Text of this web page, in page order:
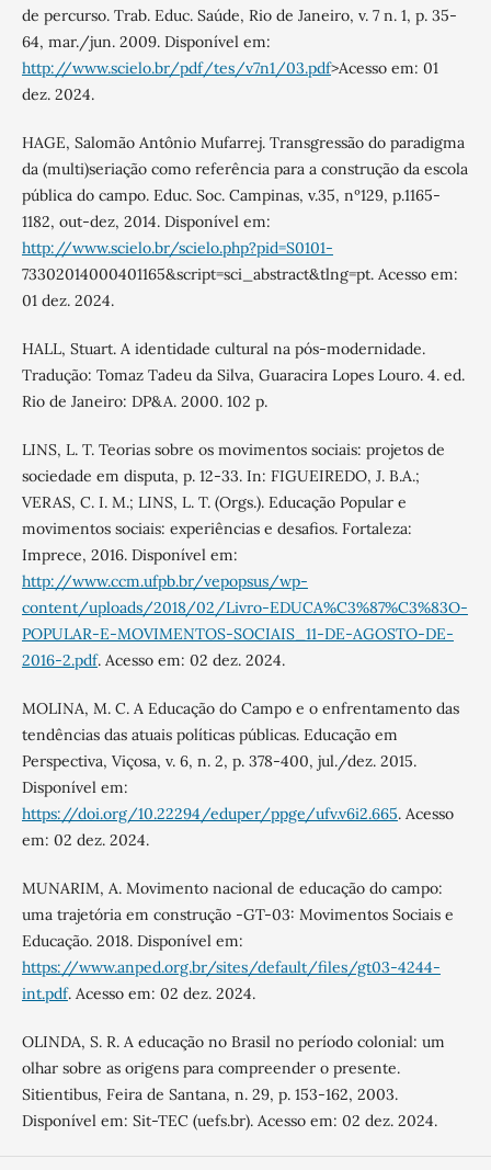
de percurso. Trab. Educ. Saúde, Rio de Janeiro, v. 7 n. 1, p. 35-
64, mar./jun. 2009. Disponível em:
http://www.scielo.br/pdf/tes/v7n1/03.pdf>Acesso em: 01
dez. 2024.
HAGE, Salomão Antônio Mufarrej. Transgressão do paradigma
da (multi)seriação como referência para a construção da escola
pública do campo. Educ. Soc. Campinas, v.35, nº129, p.1165-
1182, out-dez, 2014. Disponível em:
http://www.scielo.br/scielo.php?pid=S0101-
73302014000401165&script=sci_abstract&tlng=pt. Acesso em:
01 dez. 2024.
HALL, Stuart. A identidade cultural na pós-modernidade.
Tradução: Tomaz Tadeu da Silva, Guaracira Lopes Louro. 4. ed.
Rio de Janeiro: DP&A. 2000. 102 p.
LINS, L. T. Teorias sobre os movimentos sociais: projetos de
sociedade em disputa, p. 12-33. In: FIGUEIREDO, J. B.A.;
VERAS, C. I. M.; LINS, L. T. (Orgs.). Educação Popular e
movimentos sociais: experiências e desafios. Fortaleza:
Imprece, 2016. Disponível em:
http://www.ccm.ufpb.br/vepopsus/wp-
content/uploads/2018/02/Livro-EDUCA%C3%87%C3%83O-
POPULAR-E-MOVIMENTOS-SOCIAIS_11-DE-AGOSTO-DE-
2016-2.pdf. Acesso em: 02 dez. 2024.
MOLINA, M. C. A Educação do Campo e o enfrentamento das
tendências das atuais políticas públicas. Educação em
Perspectiva, Viçosa, v. 6, n. 2, p. 378-400, jul./dez. 2015.
Disponível em:
https://doi.org/10.22294/eduper/ppge/ufv.v6i2.665. Acesso
em: 02 dez. 2024.
MUNARIM, A. Movimento nacional de educação do campo:
uma trajetória em construção -GT-03: Movimentos Sociais e
Educação. 2018. Disponível em:
https://www.anped.org.br/sites/default/files/gt03-4244-
int.pdf. Acesso em: 02 dez. 2024.
OLINDA, S. R. A educação no Brasil no período colonial: um
olhar sobre as origens para compreender o presente.
Sitientibus, Feira de Santana, n. 29, p. 153-162, 2003.
Disponível em: Sit-TEC (uefs.br). Acesso em: 02 dez. 2024.